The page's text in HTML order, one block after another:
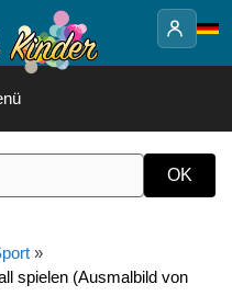
»
spielen (Ausmalbild von